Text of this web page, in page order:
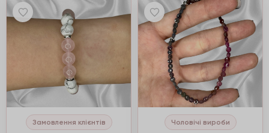
Замовлення клієнтів Чоловічі вироби